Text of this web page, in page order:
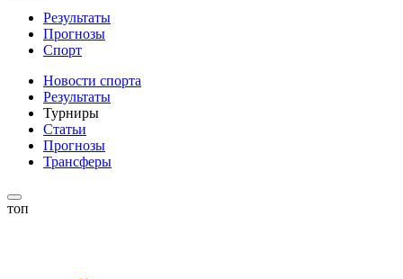
Результаты
Прогнозы
Спорт
Новости спорта
Результаты
Турниры
Статьи
Прогнозы
Трансферы
топ